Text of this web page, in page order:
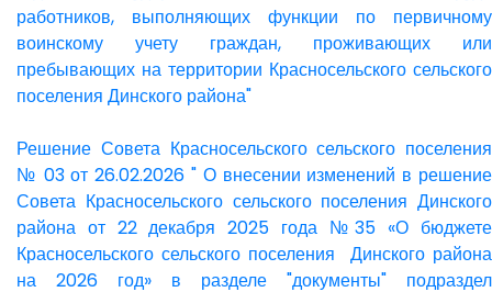
работников, выполняющих функции по первичному
воинскому учету граждан, проживающих или
пребывающих на территории Красносельского сельского
поселения Динского района"
Решение Совета Красносельского сельского поселения
№ 03 от 26.02.2026 " О внесении изменений в решение
Совета Красносельского сельского поселения Динского
района от 22 декабря 2025 года №35 «О бюджете
Красносельского сельского поселения Динского района
на 2026 год» в разделе "документы" подраздел